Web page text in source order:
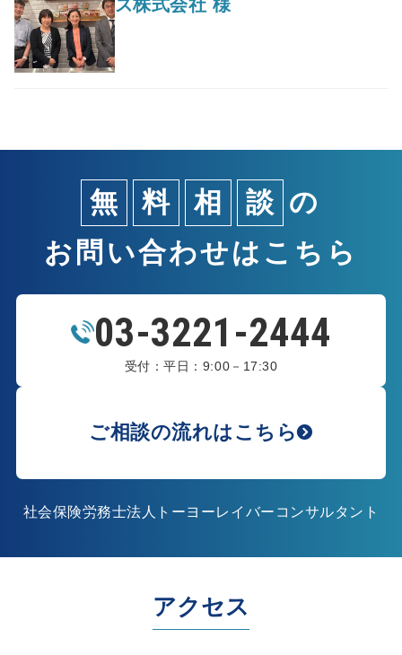
ズ株式会社 様
無 料 相 談 の
お問い合わせはこちら
03-3221-2444
受付：平日：9:00－17:30
ご相談の流れはこちら
社会保険労務士法人トーヨーレイバーコンサルタント
アクセス